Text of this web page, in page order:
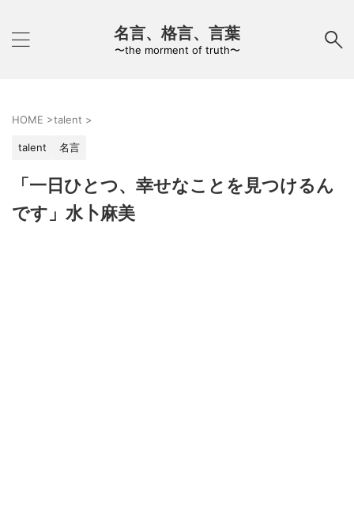
名言、格言、言葉
〜the morment of truth〜
HOME >talent >
talent 名言
「一日ひとつ、幸せなことを見つけるん
です」水卜麻美